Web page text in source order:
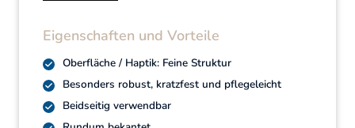
Eigenschaften und Vorteile
Oberfläche / Haptik: Feine Struktur
Besonders robust, kratzfest und pflegeleicht
Beidseitig verwendbar